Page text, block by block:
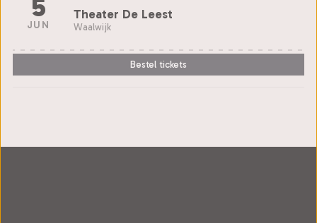
5
JUN
Theater De Leest
Waalwijk
Bestel tickets